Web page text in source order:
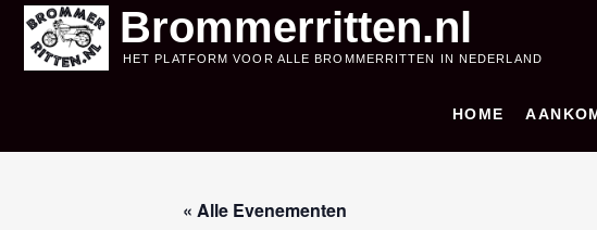
Skip
content
Brommerritten.nl
HET PLATFORM VOOR ALLE BROMMERRITTEN IN NEDERLAND
HOME
« Alle Evenementen